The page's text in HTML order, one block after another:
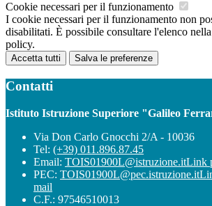
Cookie necessari per il funzionamento
I cookie necessari per il funzionamento non
disabilitati. È possibile consultare l'elenco
policy.
Accetta tutti Salva le preferenze
Contatti
Istituto Istruzione Superiore "Galileo
Via Don Carlo Gnocchi 2/A - 10036
Tel: (+39) 011.896.87.45
Email: TOIS01900L@istruzione.itLink
PEC: TOIS01900L@pec.istruzione.it
mail
C.F.: 97546510013